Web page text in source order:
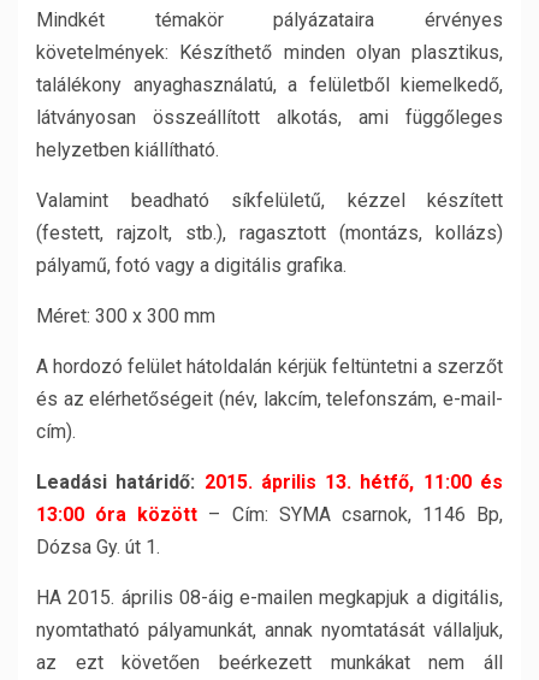
Mindkét témakör pályázataira érvényes
követelmények: Készíthető minden olyan plasztikus,
találékony anyaghasználatú, a felületből kiemelkedő,
látványosan összeállított alkotás, ami függőleges
helyzetben kiállítható.
Valamint beadható síkfelületű, kézzel készített
(festett, rajzolt, stb.), ragasztott (montázs, kollázs)
pályamű, fotó vagy a digitális grafika.
Méret: 300 x 300 mm
A hordozó felület hátoldalán kérjük feltüntetni a szerzőt
és az elérhetőségeit (név, lakcím, telefonszám, e-mail-
cím).
Leadási határidő: 2015. április 13. hétfő, 11:00 és
13:00 óra között – Cím: SYMA csarnok, 1146 Bp,
Dózsa Gy. út 1.
HA 2015. április 08-áig e-mailen megkapjuk a digitális,
nyomtatható pályamunkát, annak nyomtatását vállaljuk,
az ezt követően beérkezett munkákat nem áll